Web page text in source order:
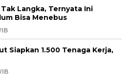
Langka, Ternyata Ini
Bisa Menebus
Siapkan 1.500 Tenaga Kerja,